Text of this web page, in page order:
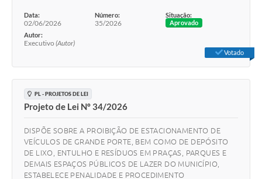
Data:
02/06/2026
Número:
35/2026
Situação:
Aprovado
Autor:
Executivo (Autor)
Votado
PL - PROJETOS DE LEI
Projeto de Lei Nº 34/2026
DISPÕE SOBRE A PROIBIÇÃO DE ESTACIONAMENTO DE
VEÍCULOS DE GRANDE PORTE, BEM COMO DE DEPÓSITO
DE LIXO, ENTULHO E RESÍDUOS EM PRAÇAS, PARQUES E
DEMAIS ESPAÇOS PÚBLICOS DE LAZER DO MUNICÍPIO,
ESTABELECE PENALIDADE E PROCEDIMENTO